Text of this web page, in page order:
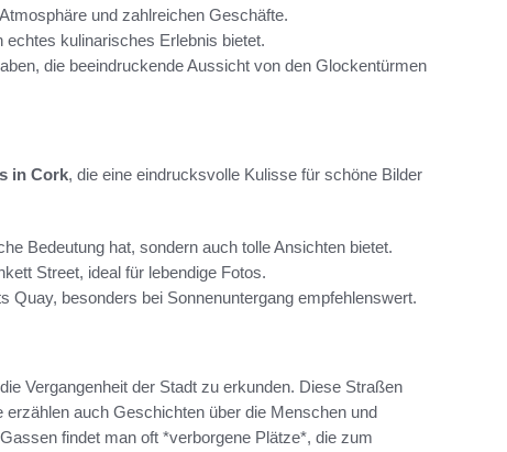
und zahlreichen Geschäfte.
kulinarisches Erlebnis bietet.
die beeindruckende Aussicht von den Glockentürmen
in Cork, die eine eindrucksvolle Kulisse für schöne Bilder
Bedeutung hat, sondern auch tolle Ansichten bietet.
Street, ideal für lebendige Fotos.
Quay, besonders bei Sonnenuntergang empfehlenswert.
Vergangenheit der Stadt zu erkunden. Diese Straßen
auch Geschichten über die Menschen und
findet man oft *verborgene Plätze*, die zum